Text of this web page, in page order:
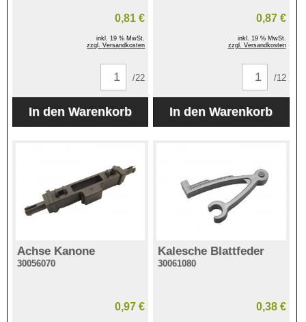
0,81 €
inkl. 19 % MwSt.
zzgl. Versandkosten
/22
0,87 €
inkl. 19 % MwSt.
zzgl. Versandkosten
/12
Achse Kanone
30056070
0,97 €
Kalesche Blattfeder
30061080
0,38 €